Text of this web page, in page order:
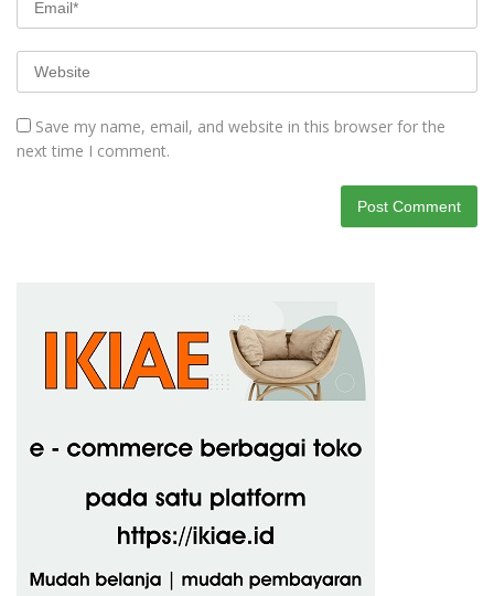
Save my name, email, and website in this browser for the
next time I comment.